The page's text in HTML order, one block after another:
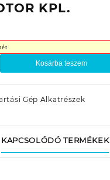
KPL.
Kosárba teszem
Gép Alkatrészek
KAPCSOLÓDÓ TERMÉKEK